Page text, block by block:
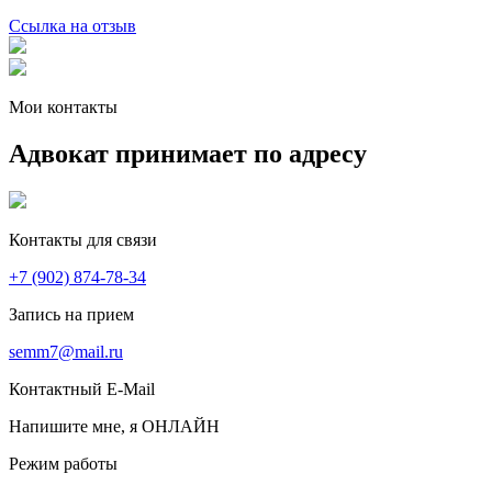
Ссылка на отзыв
Мои контакты
Адвокат принимает по адресу
Контакты для связи
+7 (902) 874-78-34
Запись на прием
semm7@mail.ru
Контактный E-Mail
Напишите мне, я ОНЛАЙН
Режим работы